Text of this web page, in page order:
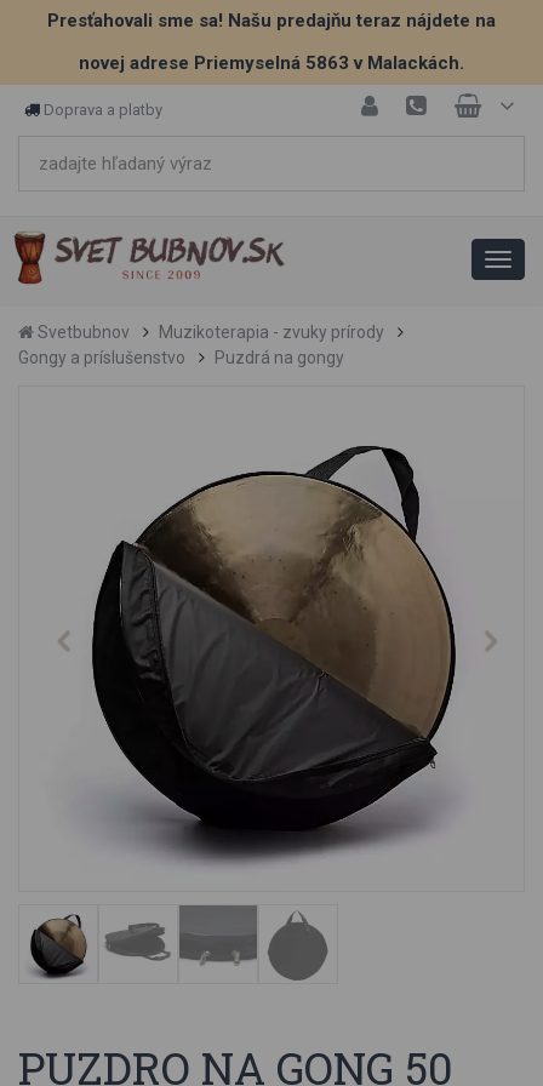
Presťahovali sme sa! Našu predajňu teraz nájdete na
novej adrese Priemyselná 5863 v Malackách.
Doprava a platby
Svetbubnov
Muzikoterapia - zvuky prírody
Gongy a príslušenstvo
Puzdrá na gongy
PUZDRO NA GONG 50